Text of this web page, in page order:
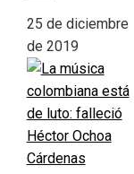
25 de diciembre
de 2019